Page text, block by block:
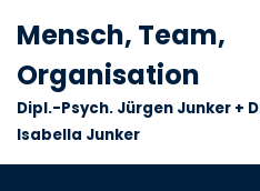
Zum
Inhalt
springen
Mensch, Team,
Organisation
Dipl.-Psych. Jürgen Junker +
Isabella Junker